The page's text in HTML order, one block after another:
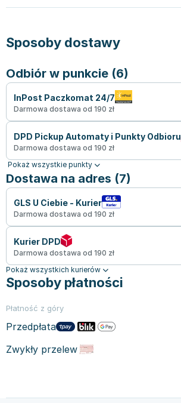
Sposoby dostawy
Odbiór w punkcie (6)
InPost Paczkomat 24/7
Darmowa dostawa od 190 zł
DPD Pickup Automaty i Punkty Odbioru
Darmowa dostawa od 190 zł
Pokaż wszystkie punkty
Dostawa na adres (7)
GLS U Ciebie - Kurier
Darmowa dostawa od 190 zł
Kurier DPD
Darmowa dostawa od 190 zł
Pokaż wszystkich kurierów
Sposoby płatności
Płatność z góry
Przedpłata
Zwykły przelew